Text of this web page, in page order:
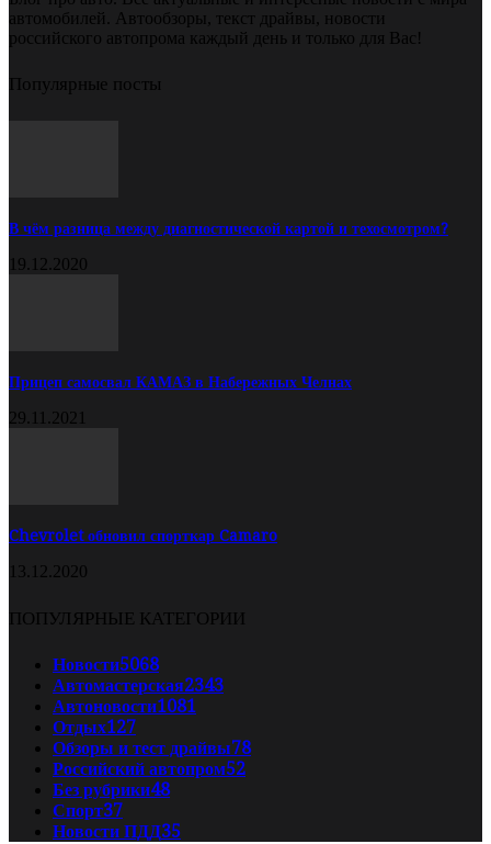
автомобилей. Автообзоры, текст драйвы, новости
российского автопрома каждый день и только для Вас!
Популярные посты
В чём разница между диагностической картой и техосмотром?
19.12.2020
Прицеп самосвал КАМАЗ в Набережных Челнах
29.11.2021
Chevrolet обновил спорткар Camaro
13.12.2020
ПОПУЛЯРНЫЕ КАТЕГОРИИ
Новости5068
Автомастерская2343
Автоновости1081
Отдых127
Обзоры и тест драйвы78
Российский автопром52
Без рубрики48
Спорт37
Новости ПДД35